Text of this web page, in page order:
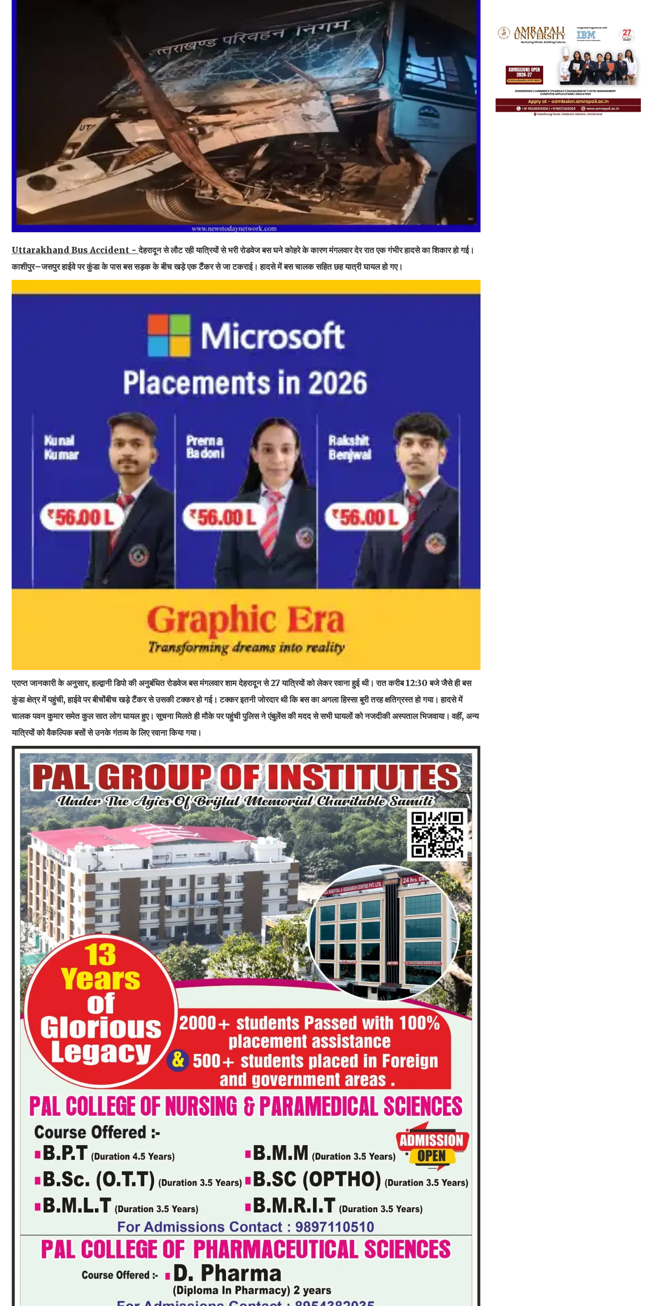
Uttarakhand Bus Accident -देहरादून से लौट रही यात्रियों से भरी रोडवेज बस घने कोहरे के कारण मंगलवार देर रात एक गंभीर हादसे का शिकार हो गई।
काशीपुर–जसपुर हाईवे पर कुंडा के पास बस सड़क के बीच खड़े एक टैंकर से जा टकराई। हादसे में बस चालक सहित छह यात्री घायल हो गए।
प्राप्त जानकारी के अनुसार, हल्द्वानी डिपो की अनुबंधित रोडवेज बस मंगलवार शाम देहरादून से 27 यात्रियों को लेकर रवाना हुई थी। रात करीब 12:30 बजे जैसे ही बस
कुंडा क्षेत्र में पहुंची, हाईवे पर बीचोंबीच खड़े टैंकर से उसकी टक्कर हो गई। टक्कर इतनी जोरदार थी कि बस का अगला हिस्सा बुरी तरह क्षतिग्रस्त हो गया। हादसे में
चालक पवन कुमार समेत कुल सात लोग घायल हुए। सूचना मिलते ही मौके पर पहुंची पुलिस ने एंबुलेंस की मदद से सभी घायलों को नजदीकी अस्पताल भिजवाया। वहीं, अन्य
यात्रियों को वैकल्पिक बसों से उनके गंतव्य के लिए रवाना किया गया।